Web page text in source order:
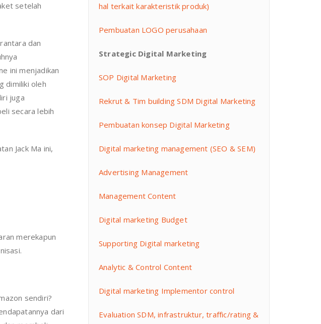
setelah
dan
ini menjadikan
dimiliki oleh
juga
secara lebih
Jack Ma ini,
merekapun
sendiri?
dari
hal terkait karakteristik produk)
Pembuatan LOGO perusahaan
Strategic Digital Marketing
SOP Digital Marketing
Rekrut & Tim building SDM Digital Marketing
Pembuatan konsep Digital Marketing
Digital marketing management (SEO & SEM)
Advertising Management
Management Content
Digital marketing Budget
Supporting Digital marketing
Analytic & Control Content
Digital marketing Implementor control
Evaluation SDM, infrastruktur, traffic/rating &